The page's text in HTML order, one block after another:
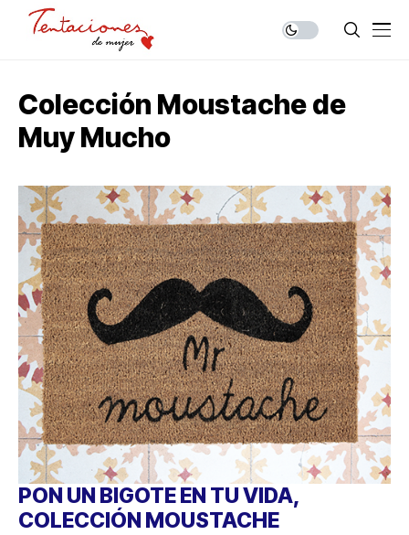
Colección Moustache de
Muy Mucho
PON UN BIGOTE EN TU VIDA,
COLECCIÓN MOUSTACHE